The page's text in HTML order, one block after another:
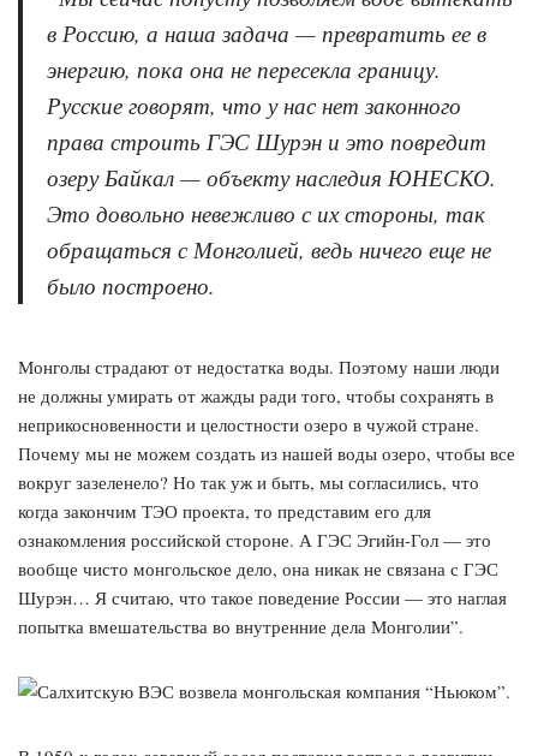
в Россию, а наша задача — превратить ее в
энергию, пока она не пересекла границу.
Русские говорят, что у нас нет законного
права строить ГЭС Шурэн и это повредит
озеру Байкал — объекту наследия ЮНЕСКО.
Это довольно невежливо с их стороны, так
обращаться с Монголией, ведь ничего еще не
было построено.
Монголы страдают от недостатка воды. Поэтому наши люди
не должны умирать от жажды ради того, чтобы сохранять в
неприкосновенности и целостности озеро в чужой стране.
Почему мы не можем создать из нашей воды озеро, чтобы все
вокруг зазеленело? Но так уж и быть, мы согласились, что
когда закончим ТЭО проекта, то представим его для
ознакомления российской стороне. А ГЭС Эгийн-Гол — это
вообще чисто монгольское дело, она никак не связана с ГЭС
Шурэн… Я считаю, что такое поведение России — это наглая
попытка вмешательства во внутренние дела Монголии”.